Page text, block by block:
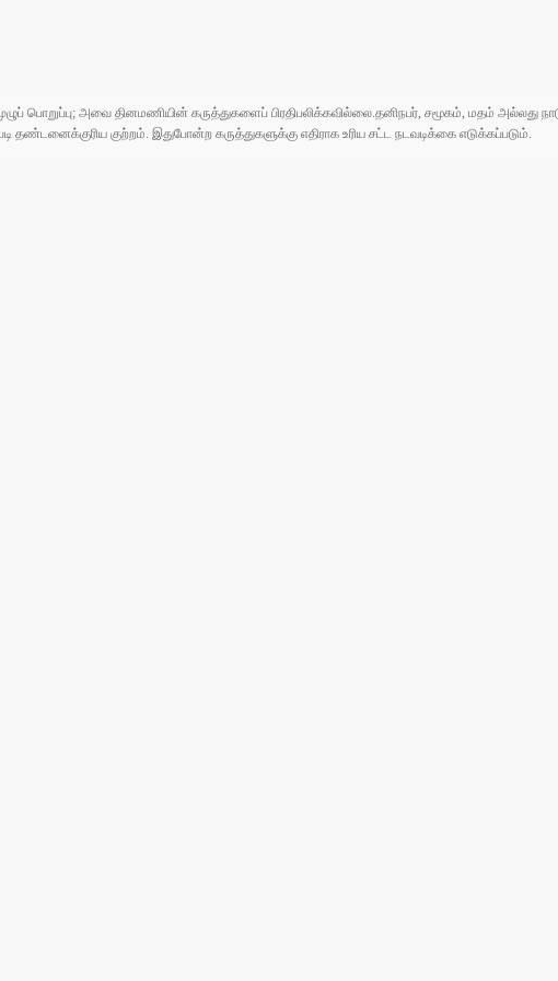
பொறுப்பு; அவை தினமணியின் கருத்துகளைப் பிரதிபலிக்கவில்லை.தனிநபர், சமூகம், மதம் அல்லது
குற்றம். இதுபோன்ற கருத்துகளுக்கு எதிராக உரிய சட்ட நடவடிக்கை எடுக்கப்படும்.